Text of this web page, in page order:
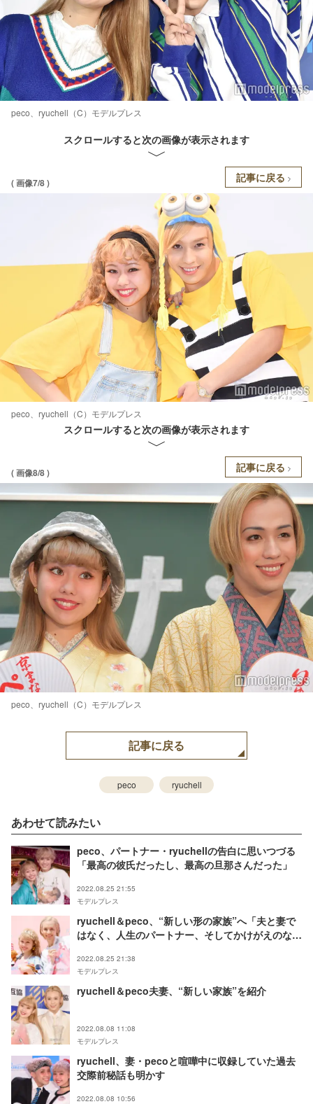
peco、ryuchell（C）モデルプレス
スクロールすると次の画像が表示されます
( 画像7/8 ) 記事に戻る
peco、ryuchell（C）モデルプレス
スクロールすると次の画像が表示されます
( 画像8/8 ) 記事に戻る
peco、ryuchell（C）モデルプレス
記事に戻る
peco ryuchell
あわせて読みたい
peco、パートナー・ryuchellの告白に思いつづる
「最高の彼氏だったし、最高の旦那さんだった」
2022.08.25 21:55
モデルプレス
ryuchell＆peco、“新しい形の家族”へ「夫と妻で
はなく、人生のパートナー、そしてかけがえのない
2022.08.25 21:38
モデルプレス
ryuchell＆peco夫妻、“新しい家族”を紹介
2022.08.08 11:08
モデルプレス
ryuchell、妻・pecoと喧嘩中に収録していた過去
交際前秘話も明かす
2022.08.08 10:56